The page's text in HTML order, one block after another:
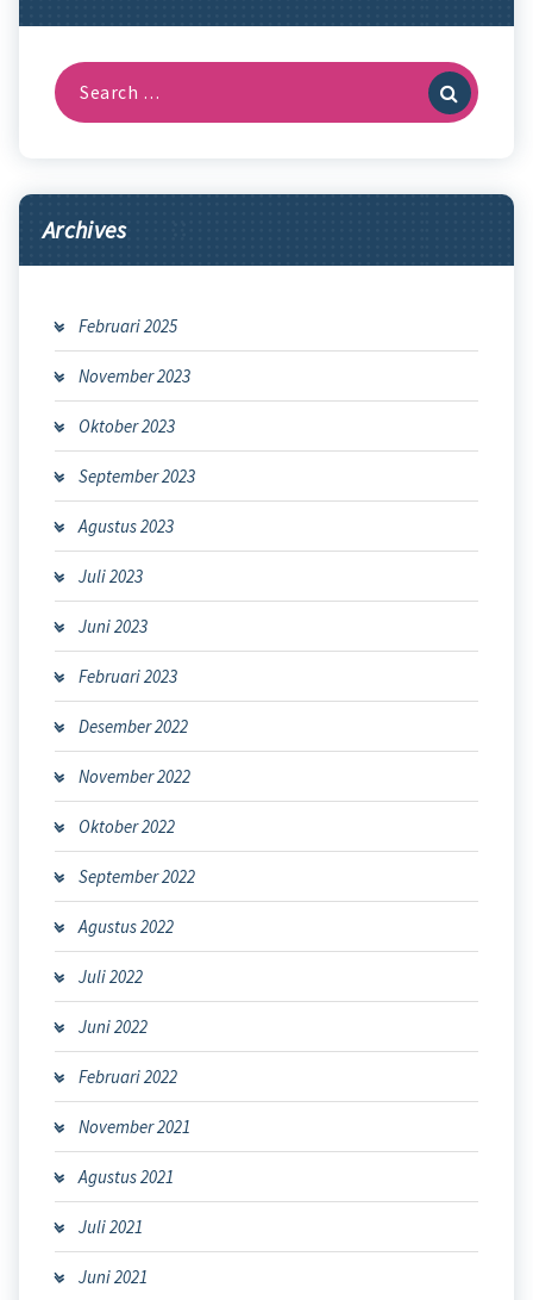
Search
for:
Archives
Februari 2025
November 2023
Oktober 2023
September 2023
Agustus 2023
Juli 2023
Juni 2023
Februari 2023
Desember 2022
November 2022
Oktober 2022
September 2022
Agustus 2022
Juli 2022
Juni 2022
Februari 2022
November 2021
Agustus 2021
Juli 2021
Juni 2021